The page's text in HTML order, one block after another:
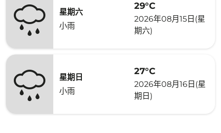
星期六
小雨
29°C
2026年08月15日(星
期六)
星期日
小雨
27°C
2026年08月16日(星
期日)